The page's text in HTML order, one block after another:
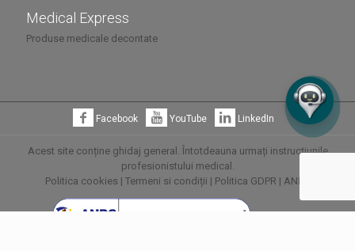
Medical Express
Produse medicale decontate
Facebook YouTube LinkedIn
Acest site conține ghidaj general. Întotdeauna urmați instrucțiunile
profesionistului medical.
Politica cookies | Termeni si condiții | Politica GDPR | ANPC